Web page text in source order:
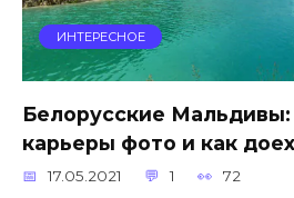
ИНТЕРЕСНОЕ
Белорусские
карьеры фото и как
17.05.2021 1 72